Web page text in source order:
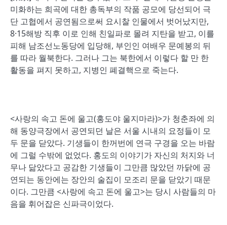
미화하는 희곡에 대한 총독부의 작품 공모에 당선되어 극
단 고협에서 공연됨으로써 요시찰 인물에서 벗어났지만,
8·15해방 직후 이로 인해 친일파로 몰려 지탄을 받고, 이를
피해 남조선노동당에 입당해, 부인인 여배우 문예봉의 뒤
를 따라 월북한다. 그러나 그는 북한에서 이렇다 할 만 한
활동을 펴지 못하고, 지병인 폐결핵으로 죽는다.
<사랑의 속고 돈에 울고(홍도야 울지마라)>가 청춘좌에 의
해 동양극장에서 공연되던 날은 서울 시내의 요정들이 모
두 문을 닫았다. 기생들이 한꺼번에 연극 구경을 오는 바람
에 그럴 수밖에 없었다. 홍도의 이야기가 자신의 처지와 너
무나 닮았다고 공감한 기생들이 그만큼 많았던 까닭에 공
연되는 동안에는 장안의 술집이 모조리 문을 닫았기 때문
이다. 그만큼 <사랑에 속고 돈에 울고>는 당시 사람들의 마
음을 휘어잡은 신파극이었다.